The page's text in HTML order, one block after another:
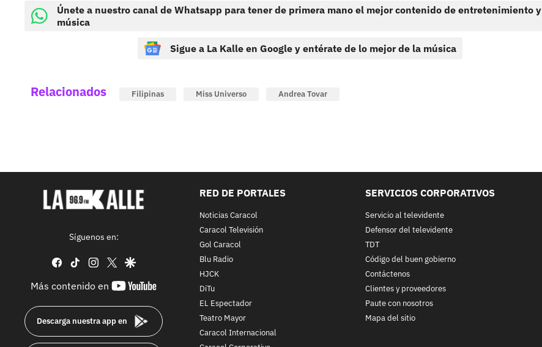
Únete a nuestro canal de Whatsapp para tener de primera mano el mejor contenido de entretenimiento y
música
Sigue a La Kalle en Google y entérate de lo mejor de la música
Relacionados Filipinas Miss Universo Andrea Tovar
Síguenos en:
facebook
tiktok instagram
twittergoogle
Más contenido en
youtube-
Descarga nuestra app en
RED DE PORTALES
Noticias Caracol
Caracol Televisión
Gol Caracol
Blu Radio
HJCK
DiTu
EL Espectador
Teatro Mayor
Caracol Internacional
SERVICIOS CORPORATIVOS
Servicio al televidente
Defensor del televidente
TDT
Código del buen gobierno
Contáctenos
Clientes y proveedores
Paute con nosotros
Mapa del sitio